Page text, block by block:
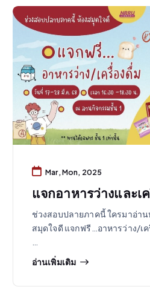
Mar, Mon, 2025
แจกอาหารว่างและเ
ช่วงสอบปลายภาคนี้ ใครมาอ่า
สมุดใจดี แจกฟรี…อาหารว่าง/เ
อ่านเพิ่มเติม